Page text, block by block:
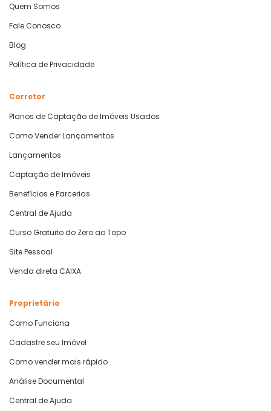
Quem Somos
Fale Conosco
Blog
Política de Privacidade
Corretor
Planos de Captação de Imóveis Usados
Como Vender Lançamentos
Lançamentos
Captação de Imóveis
Benefícios e Parcerias
Central de Ajuda
Curso Gratuito do Zero ao Topo
Site Pessoal
Venda direta CAIXA
Proprietário
Como Funciona
Cadastre seu Imóvel
Como vender mais rápido
Análise Documental
Central de Ajuda